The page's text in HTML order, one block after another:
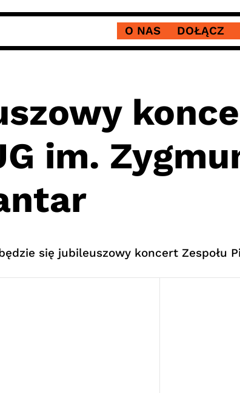
O NAS DOŁĄCZ
im.
się jubileuszowy koncert Zespołu